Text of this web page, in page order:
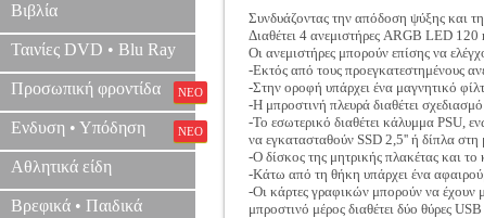
Βιβλία
Ταινίες DVD • Blu Ray
Προσωπική φροντίδα ΝΕΟ
Ενδυση • Υπόδηση ΝΕΟ
Αθλητικά είδη
Βρεφικά • Παιδικά
Συνδυάζοντας την απόδοση ψύξης και
Διαθέτει 4 ανεμιστήρες ARGB LED 120
Οι ανεμιστήρες μπορούν επίσης να
-Εκτός από τους προεγκατεστημένους
-Στην οροφή υπάρχει ένα μαγνητικό
-Η μπροστινή πλευρά διαθέτει
-Το εσωτερικό διαθέτει κάλυμμα PSU,
να εγκατασταθούν SSD 2,5'' ή δίπλα στη
-Ο δίσκος της μητρικής πλακέτας και
-Κάτω από τη θήκη υπάρχει ένα
-Οι κάρτες γραφικών μπορούν να έχουν
μπροστινό μέρος διαθέτει δύο θύρες